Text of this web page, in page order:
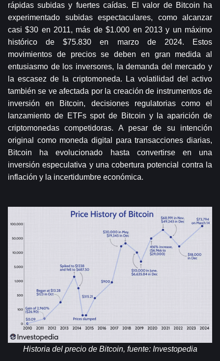
rápidas subidas y fuertes caídas. El valor de Bitcoin ha
experimentado subidas espectaculares, como alcanzar
casi $30 en 2011, más de $1.000 en 2013 y un máximo
histórico de $75.830 en marzo de 2024. Estos
movimientos de precios se deben en gran medida al
entusiasmo de los inversores, la demanda del mercado y
la escasez de la criptomoneda. La volatilidad del activo
también se ve afectada por la creación de instrumentos de
inversión en Bitcoin, decisiones regulatorias como el
lanzamiento de ETFs spot de Bitcoin y la aparición de
criptomonedas competidoras. A pesar de su intención
original como moneda digital para transacciones diarias,
Bitcoin ha evolucionado hasta convertirse en una
inversión especulativa y una cobertura potencial contra la
inflación y la incertidumbre económica.
Historia del precio de Bitcoin, fuente: Investopedia